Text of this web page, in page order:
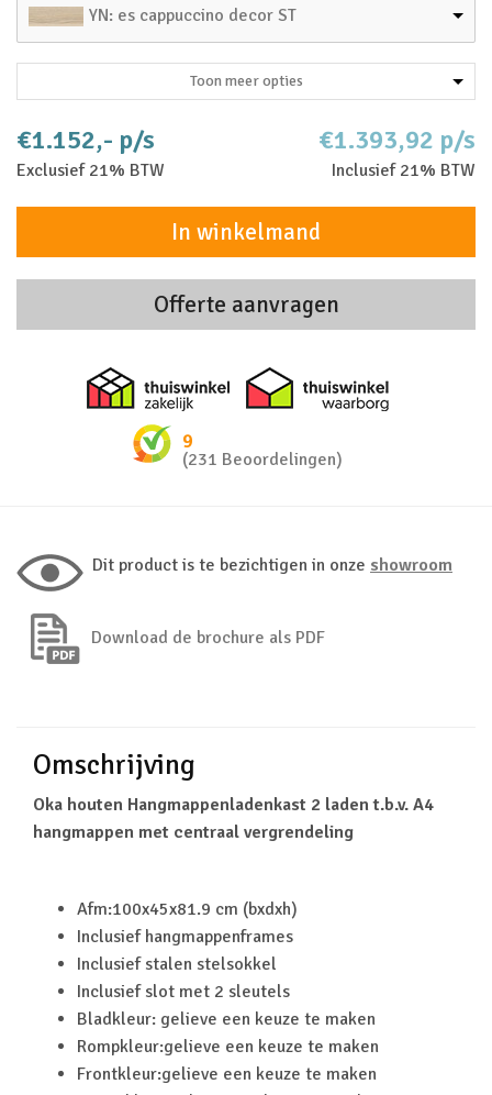
YN: es cappuccino decor ST
Toon meer opties
€1.152,- p/s
Exclusief 21% BTW
€1.393,92 p/s
Inclusief 21% BTW
In winkelmand
Offerte aanvragen
Thuiswinkel zakelijk
9
(231 Beoordelingen)
Dit product is te bezichtigen in onze showroom
Download de brochure als PDF
Omschrijving
Oka houten Hangmappenladenkast 2 laden t.b.v. A4
hangmappen met centraal vergrendeling
Afm:100x45x81.9 cm (bxdxh)
Inclusief hangmappenframes
Inclusief stalen stelsokkel
Inclusief slot met 2 sleutels
Bladkleur: gelieve een keuze te maken
Rompkleur:gelieve een keuze te maken
Frontkleur:gelieve een keuze te maken